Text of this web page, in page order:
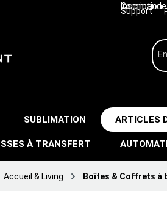
Inscription
Support
SUBLIMATION ARTICLES
À TRANSFERT
Accueil & Living Boîtes & Coffrets à